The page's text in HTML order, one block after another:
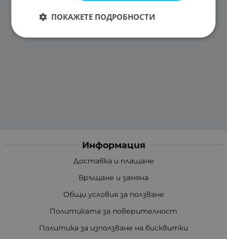
Информация
Доставка и плащане
Връщане и замяна
Общи условия за ползване
Политиката за поверителност
Политика за използване на бисквитки
ПОКАЖЕТЕ ПОДРОБНОСТИ